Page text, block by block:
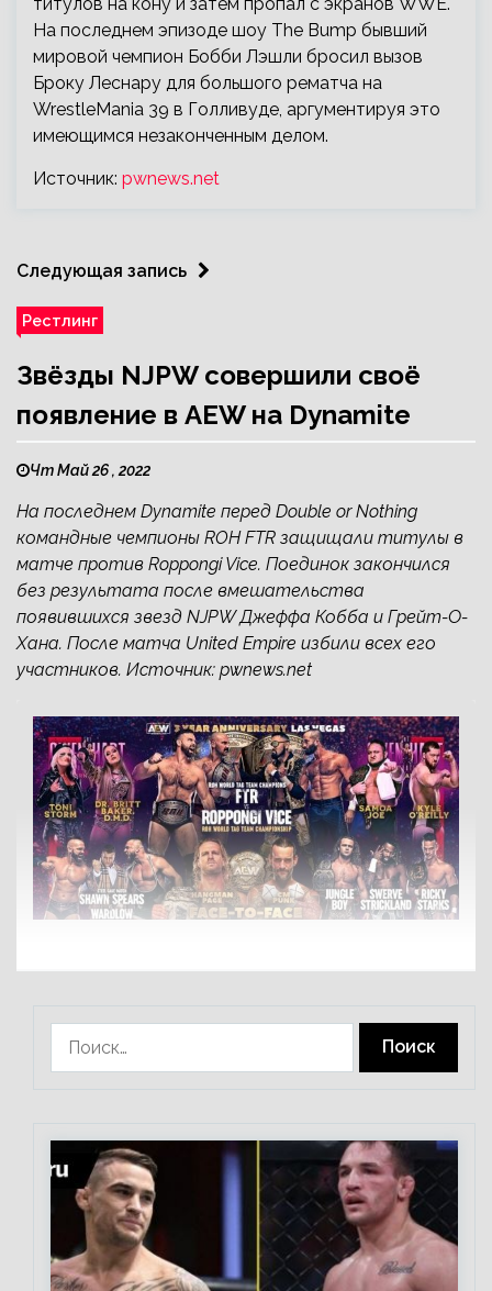
На последнем эпизоде шоу The Bump бывший
мировой чемпион Бобби Лэшли бросил вызов
Броку Леснару для большого рематча на
WrestleMania 39 в Голливуде, аргументируя это
имеющимся незаконченным делом.
Источник: pwnews.net
Следующая запись
Рестлинг
Звёзды NJPW совершили своё
появление в AEW на Dynamite
Чт Май 26 , 2022
На последнем Dynamite перед Double or Nothing
командные чемпионы ROH FTR защищали титулы в
матче против Roppongi Vice. Поединок закончился
без результата после вмешательства
появившихся звезд NJPW Джеффа Кобба и Грейт-О-
Хана. После матча United Empire избили всех его
участников. Источник: pwnews.net